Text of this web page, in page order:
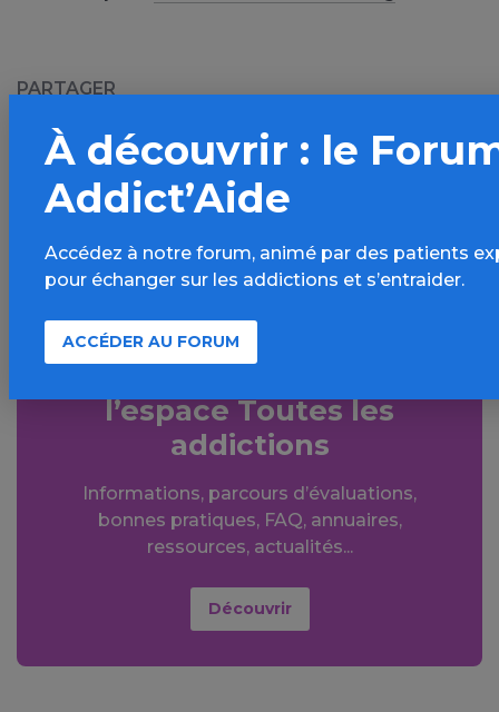
PARTAGER
Facebook
LinkedIn
Aller plus loin sur
l’espace Toutes les
addictions
Informations, parcours d’évaluations,
bonnes pratiques, FAQ, annuaires,
ressources, actualités...
Découvrir
À découvrir : le
Addict’Aide
Accédez à notre forum, animé par des patients
pour échanger sur les addictions et s’entraider.
ACCÉDER AU FORUM